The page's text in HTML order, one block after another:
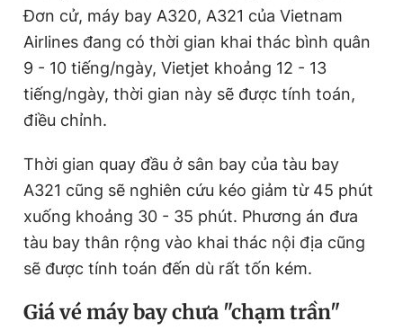
Đơn cử, máy bay A320, A321 của Vietnam
Airlines đang có thời gian khai thác bình quân
9 - 10 tiếng/ngày, Vietjet khoảng 12 - 13
tiếng/ngày, thời gian này sẽ được tính toán,
điều chỉnh.
Thời gian quay đầu ở sân bay của tàu bay
A321 cũng sẽ nghiên cứu kéo giảm từ 45 phút
xuống khoảng 30 - 35 phút. Phương án đưa
tàu bay thân rộng vào khai thác nội địa cũng
sẽ được tính toán đến dù rất tốn kém.
Giá vé máy bay chưa "chạm trần"